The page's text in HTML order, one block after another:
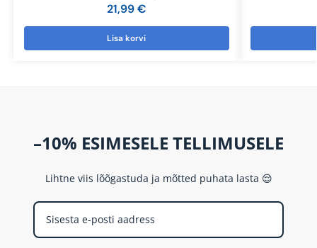
21,99€
Lisa korvi
–10% ESIMESELE TELLIMUSELE
Lihtne viis lõõgastuda ja mõtted puhata lasta 😌